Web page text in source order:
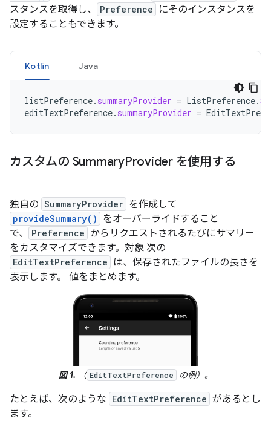
スタンスを取得し、
Preference
にそのインスタンスを
設定することもできます。
Kotlin Java
listPreference. summaryProvider = ListPreference.
editTextPreference. summaryProvider =
カスタムの SummaryProvider を使用する
独自の SummaryProvider を作成して
provideSummary()
をオーバーライドすること
で、
Preference からリクエストされるたびにサマリー
をカスタマイズできます。対象 次の
EditTextPreference は、保存されたファイルの長さを
表示します。 値をまとめます。
図 1. （ EditTextPreference の例）。
たとえば、次のような EditTextPreference があるとし
ます。